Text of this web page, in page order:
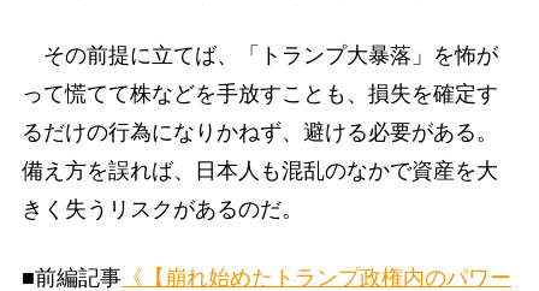
その前提に立てば、「トランプ大暴落」を怖が
って慌てて株などを手放すことも、損失を確定す
るだけの行為になりかねず、避ける必要がある。
備え方を誤れば、日本人も混乱のなかで資産を大
きく失うリスクがあるのだ。
■前編記事《【崩れ始めたトランプ政権内のパワー